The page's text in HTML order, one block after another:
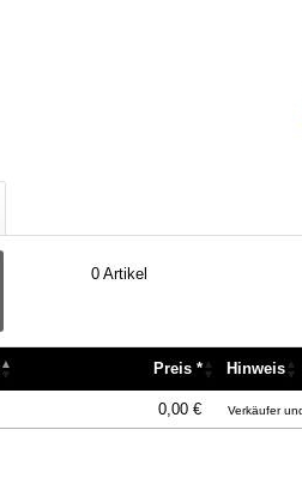
0 Artikel
Preis *
Hinweis
Preis *
0,00 € Verkäufer